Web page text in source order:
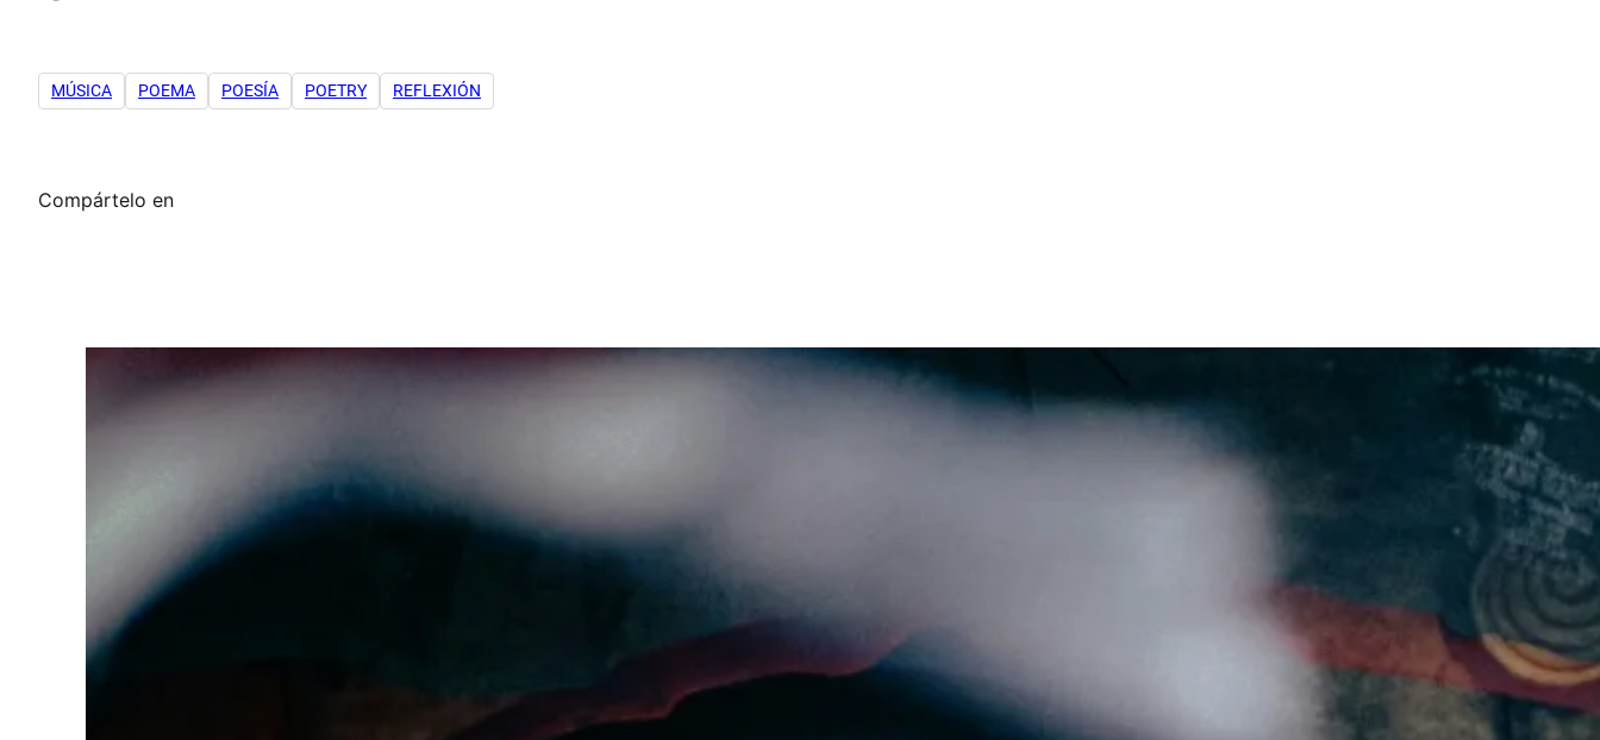
MÚSICA POEMA POESÍA POETRY REFLEXIÓN
Compártelo en